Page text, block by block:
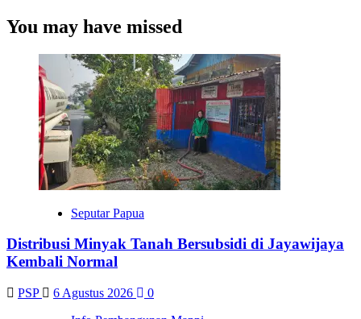
You may have missed
Seputar Papua
Distribusi Minyak Tanah Bersubsidi di Jayawijaya
Kembali Normal
PSP 6 Agustus 2026
0